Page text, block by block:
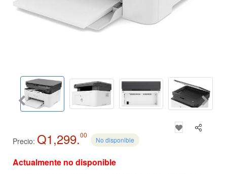
Precio: Q1,299.00
No disponible
Actualmente no disponible